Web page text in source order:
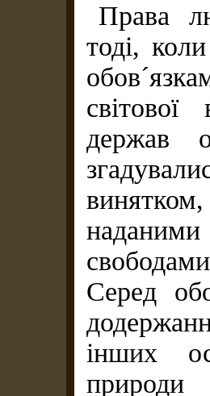
Права
тоді,
держав
винятком,
Серед
інших
природи